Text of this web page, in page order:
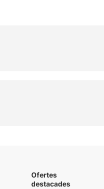
Ofertes
destacades